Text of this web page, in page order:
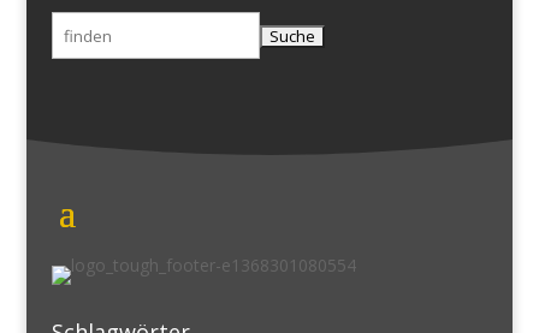
Suchen
nach: